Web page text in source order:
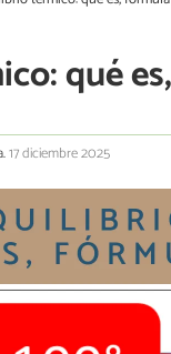
qué
17 diciembre 2025